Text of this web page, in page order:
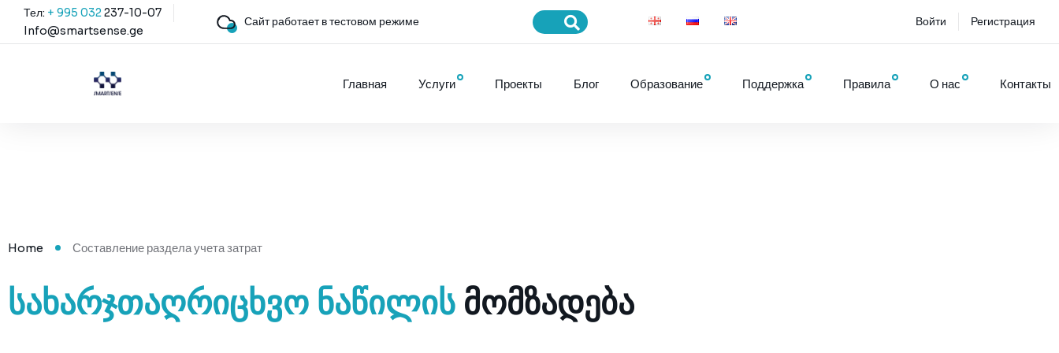
Тел: + 995 032 237-10-07
Info@smartsense.ge
Сайт работает в тестовом режиме Войти Регистрация
Главная Услуги Проекты Блог Образование Поддержка Правила О нас Контакты
Home Составление раздела учета затрат
ᲡᲐᲮᲐᲠᲯᲗᲐᲦᲠᲘᲪᲮᲕᲝ ᲜᲐᲬᲘᲚᲘᲡ ᲛᲝᲛᲖᲐᲓᲔᲑᲐ